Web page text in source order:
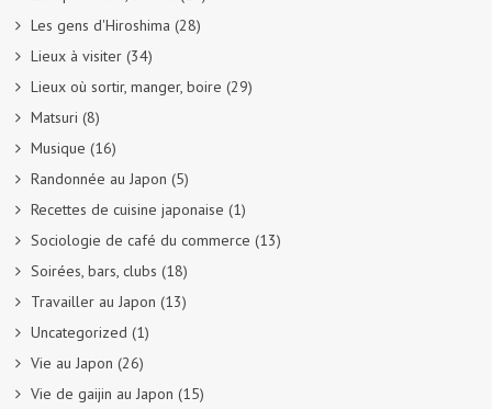
Les gens d'Hiroshima (28)
Lieux à visiter (34)
Lieux où sortir, manger, boire (29)
Matsuri (8)
Musique (16)
Randonnée au Japon (5)
Recettes de cuisine japonaise (1)
Sociologie de café du commerce (13)
Soirées, bars, clubs (18)
Travailler au Japon (13)
Uncategorized (1)
Vie au Japon (26)
Vie de gaijin au Japon (15)